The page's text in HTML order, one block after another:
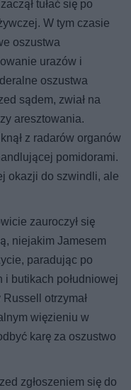
tułać się po
W tym czasie
oszustwa
urazów i
oszustwa
sądem, zwiał na
aresztowania.
z radarów organów
pomidorami.
okazji do szwindli, ale
zauroczył się
niejakim Jamesem
paradując po
butikach południowej
otrzymał
więzieniu w
karę za oszustwo
zgłoszeniem się do